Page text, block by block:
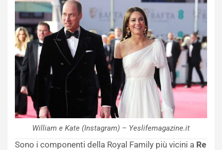
William e Kate (Instagram) – Yeslifemagazine.it
Sono i componenti della Royal Family più vicini a Re